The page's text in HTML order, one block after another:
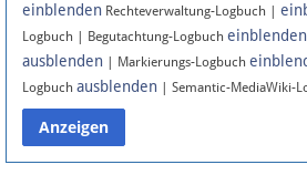
Anmelden
Datenschutz
einblenden Rechteverwaltung-Logbuch |
Logbuch | Begutachtung-Logbuch einblenden
ausblenden | Markierungs-Logbuch
Logbuch ausblenden | Semantic-MediaWiki-